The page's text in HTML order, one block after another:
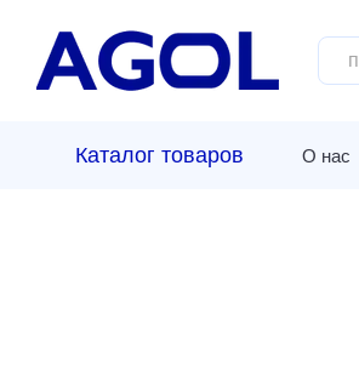
Каталог товаров О нас